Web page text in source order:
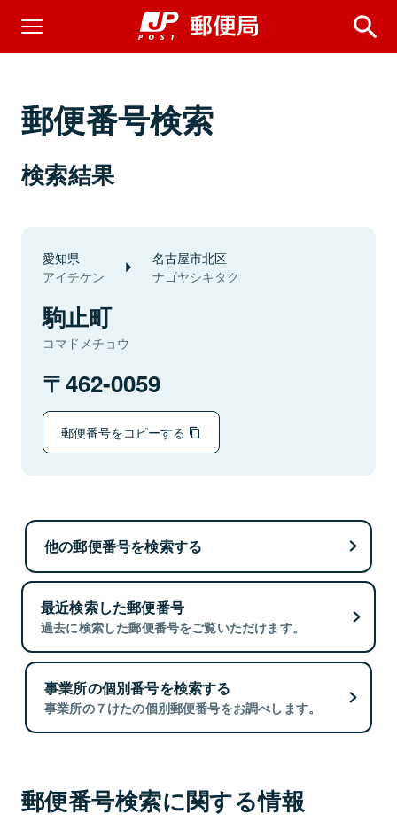
郵便番号検索
検索結果
愛知県
アイチケン
名古屋市北区
ナゴヤシキタク
駒止町
コマドメチョウ
462-0059
郵便番号をコピーする
他の郵便番号を検索する
最近検索した郵便番号
過去に検索した郵便番号をご覧いただけます。
事業所の個別番号を検索する
事業所の７けたの個別郵便番号をお調べします。
郵便番号検索に関する情報